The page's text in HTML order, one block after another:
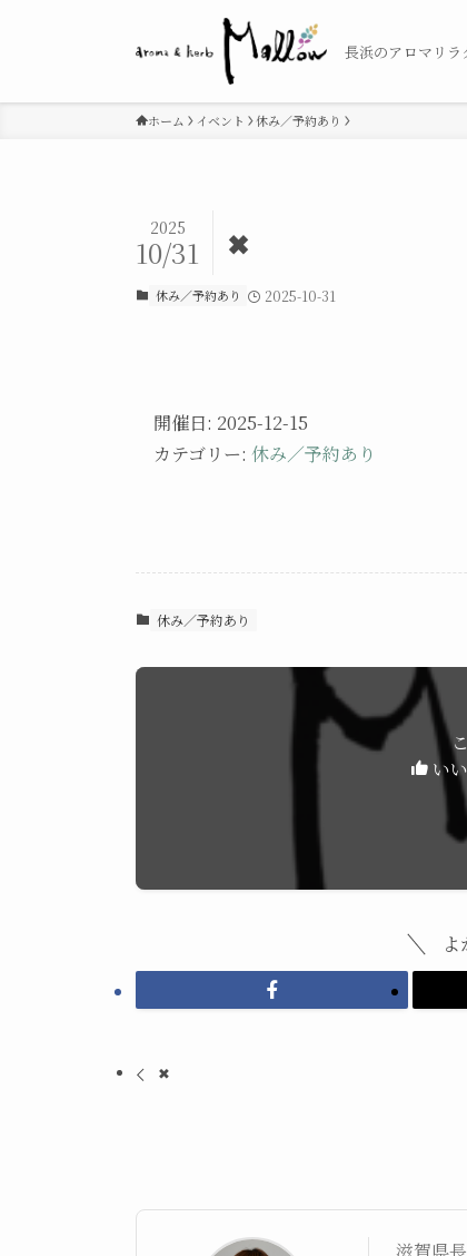
長浜のアロマリラ
ホーム イベント 休み／予約あり
✖
2025
10/31
休み／予約あり 2025-10-31
開催日: 2025-12-15
カテゴリー: 休み／予約あり
休み／予約あり
い
✖
滋賀県